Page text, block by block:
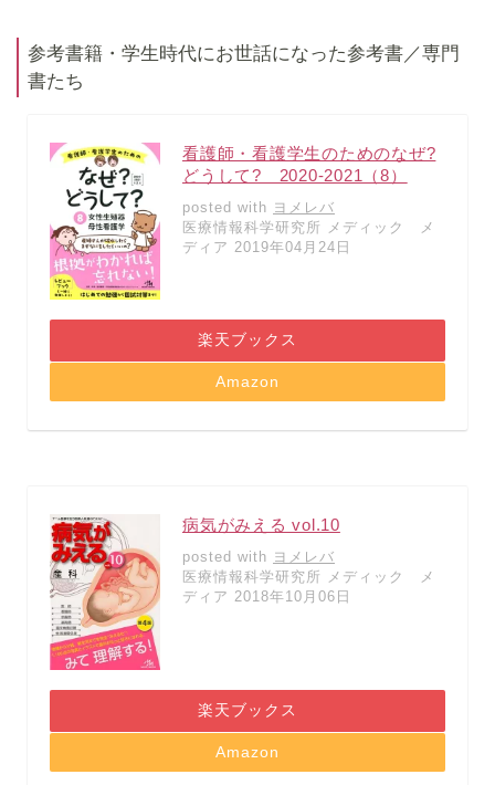
参考書籍・学生時代にお世話になった参考書／専門
書たち
看護師・看護学生のためのなぜ?
どうして? 2020-2021（8）
posted with ヨメレバ
医療情報科学研究所 メディック メ
ディア 2019年04月24日
楽天ブックス
Amazon
病気がみえる vol.10
posted with ヨメレバ
医療情報科学研究所 メディック メ
ディア 2018年10月06日
楽天ブックス
Amazon